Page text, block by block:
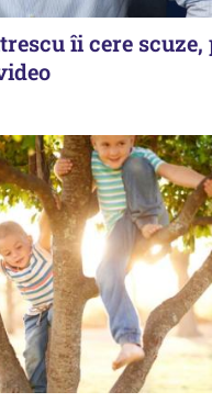
îi cere